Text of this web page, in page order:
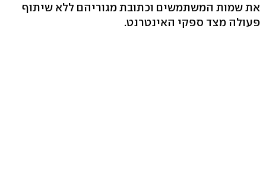
את שמות המשתמשים וכתובת מגוריהם ללא שיתוף
פעולה מצד ספקי האינטרנט.